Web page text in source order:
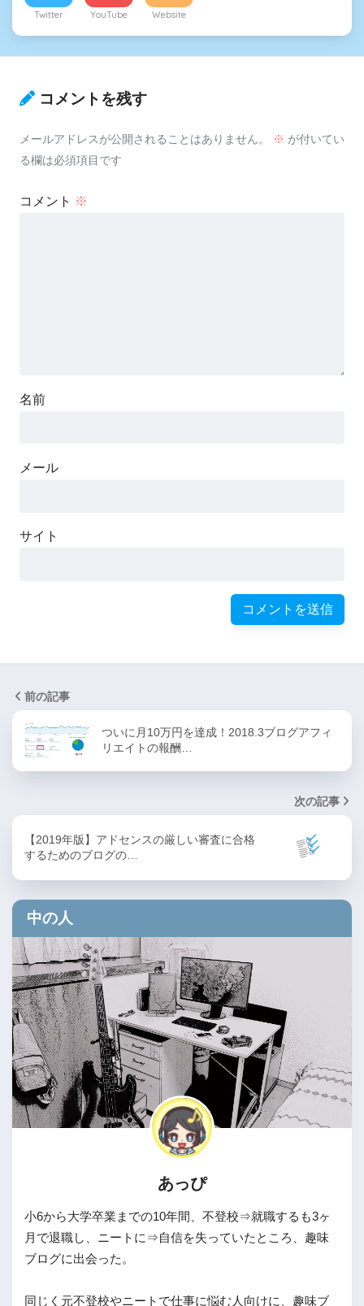
Twitter YouTube Website
コメントを残す
メールアドレスが公開されることはありません。 ※ が付いてい
る欄は必須項目です
コメント ※
名前
メール
サイト
前の記事
ついに月10万円を達成！2018.3ブログアフィ
リエイトの報酬…
次の記事
【2019年版】アドセンスの厳しい審査に合格
するためのブログの…
中の人
あっぴ
小6から大学卒業までの10年間、不登校⇒就職するも3ヶ
月で退職し、ニートに⇒自信を失っていたところ、趣味
ブログに出会った。
同じく元不登校やニートで仕事に悩む人向けに、趣味ブ